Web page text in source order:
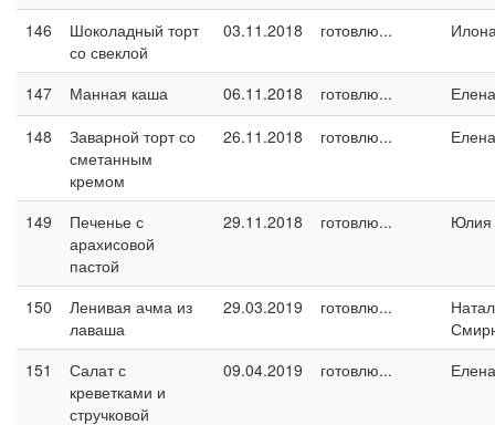
146
Шоколадный торт
со свеклой
03.11.2018 готовлю...
147 Манная каша 06.11.2018 готовлю...
148
Заварной торт со
сметанным
кремом
26.11.2018 готовлю...
149
Печенье с
арахисовой
пастой
29.11.2018 готовлю... Юлия
150
Ленивая ачма из
лаваша
29.03.2019 готовлю...
151
Салат с
креветками и
стручковой
09.04.2019 готовлю...